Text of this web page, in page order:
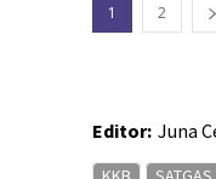
1 2
Editor: Juna